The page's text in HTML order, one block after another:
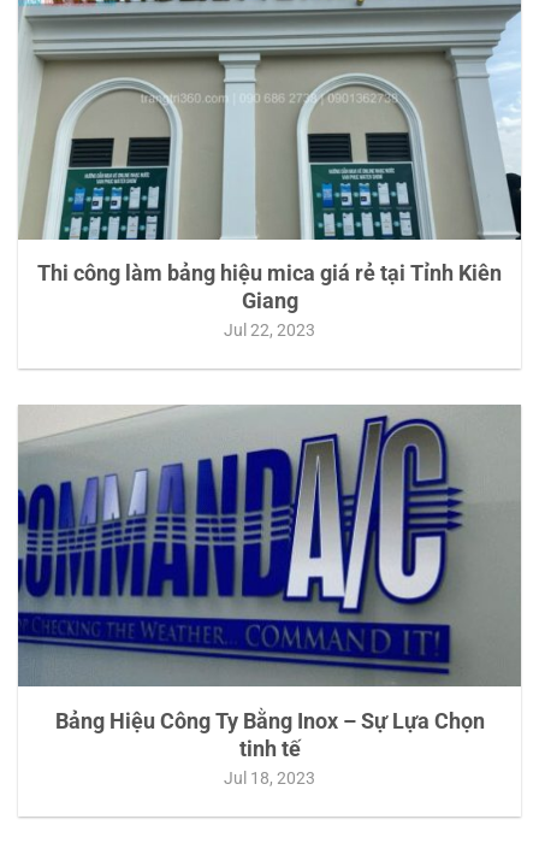
Thi công làm bảng hiệu mica giá rẻ tại Tỉnh Kiên
Giang
Jul 22, 2023
Bảng Hiệu Công Ty Bằng Inox – Sự Lựa Chọn
tinh tế
Jul 18, 2023